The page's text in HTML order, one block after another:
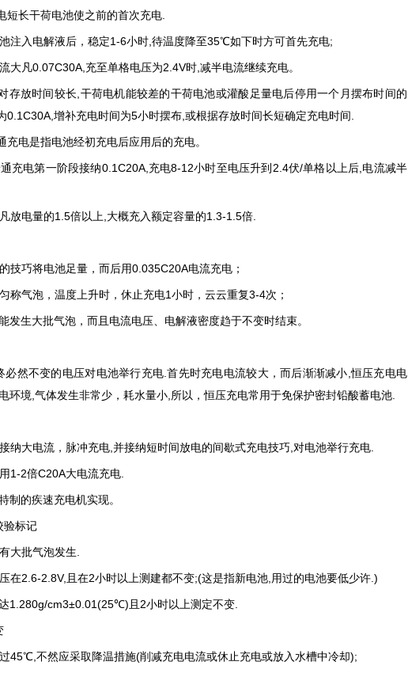
干荷电池使之前的首次充电.
入电解液后，稳定1-6小时,待温度降至35℃如下时方可首先充电;
凡0.07C30A,充至单格电压为2.4V时,减半电流继续充电。
时间较长,干荷电机能较差的干荷电池或灌酸足量电后停用一个月摆布时间的
0.1C30A,增补充电时间为5小时摆布,或根据存放时间长短确定充电时间.
是指电池经初充电后应用后的充电。
电第一阶段接纳0.1C20A,充电8-12小时至电压升到2.4伏/单格以上后,电流减半
电量的1.5倍以上,大概充入额定容量的1.3-1.5倍.
巧将电池足量，而后用0.035C20A电流充电；
气泡，温度上升时，休止充电1小时，云云重复3-4次；
生大批气泡，而且电流电压、电解液密度趋于不变时结束。
不变的电压对电池举行充电.首先时充电电流较大，而后渐渐减小,恒压充电电
环境,气体发生非常少，耗水量小,所以，恒压充电常用于免保护密封铅酸蓄电池.
大电流，脉冲充电,并接纳短时间放电的间歇式充电技巧,对电池举行充电.
2倍C20A大电流充电.
的疾速充电机实现。
标记
批气泡发生.
2.6-2.8V,且在2小时以上测建都不变;(这是指新电池,用过的电池要低少许.)
cm3±0.01(25℃)且2小时以上测定不变.
不然应采取降温措施(削减充电电流或休止充电或放入水槽中冷却);